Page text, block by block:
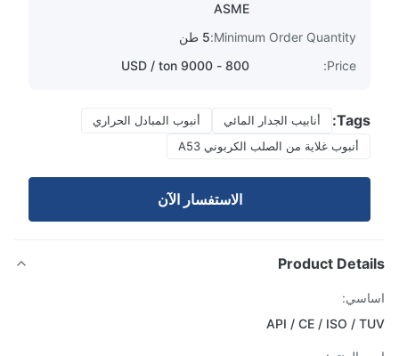
ASME
Minimum Order Quantity: 5 طن
Price:
Tags: أنابيب الجدار المائي
أنبوب المبادل الحراري
أنبوب غلاية من الصلب الكربوني A53
الاستفسار الآن
Product
API / CE / ISO /